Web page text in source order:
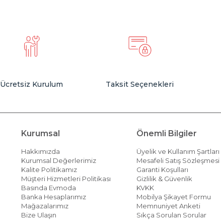
Ücretsiz Kurulum Taksit Seçenekleri
Kurumsal
Hakkımızda
Kurumsal Değerlerimiz
Kalite Politikamız
Müşteri Hizmetleri Politikası
Basında Evmoda
Banka Hesaplarımız
Mağazalarımız
Bize Ulaşın
Önemli Bilgiler
Üyelik ve Kullanım Şartları
Mesafeli Satış Sözleşmesi
Garanti Koşulları
Gizlilik & Güvenlik
KVKK
Mobilya Şikayet Formu
Memnuniyet Anketi
Sıkça Sorulan Sorular